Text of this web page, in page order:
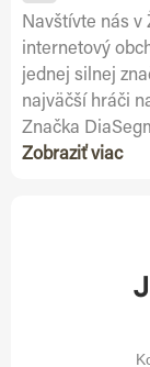
Navštívte nás v
internetový
jednej silnej
najväčší hráči
Značka
Zobraziť viac